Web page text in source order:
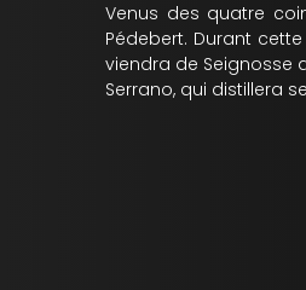
Venus des quatre
Pédebert. Durant
viendra de Seignosse
Serrano, qui distillera